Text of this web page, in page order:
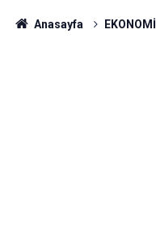
Anasayfa EKONOMİ